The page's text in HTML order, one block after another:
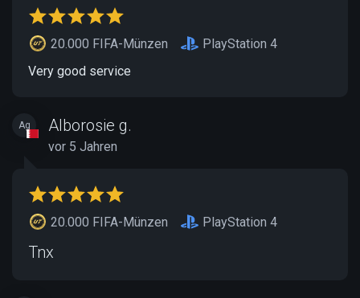
20.000 FIFA-Münzen
PlayStation 4
Very good service
Ag Alborosie g.
vor 5 Jahren
20.000 FIFA-Münzen PlayStation 4
Tnx